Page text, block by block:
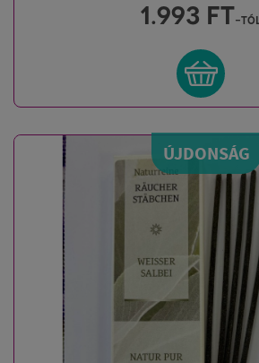
1.993 FT-
ÚJDONSÁG